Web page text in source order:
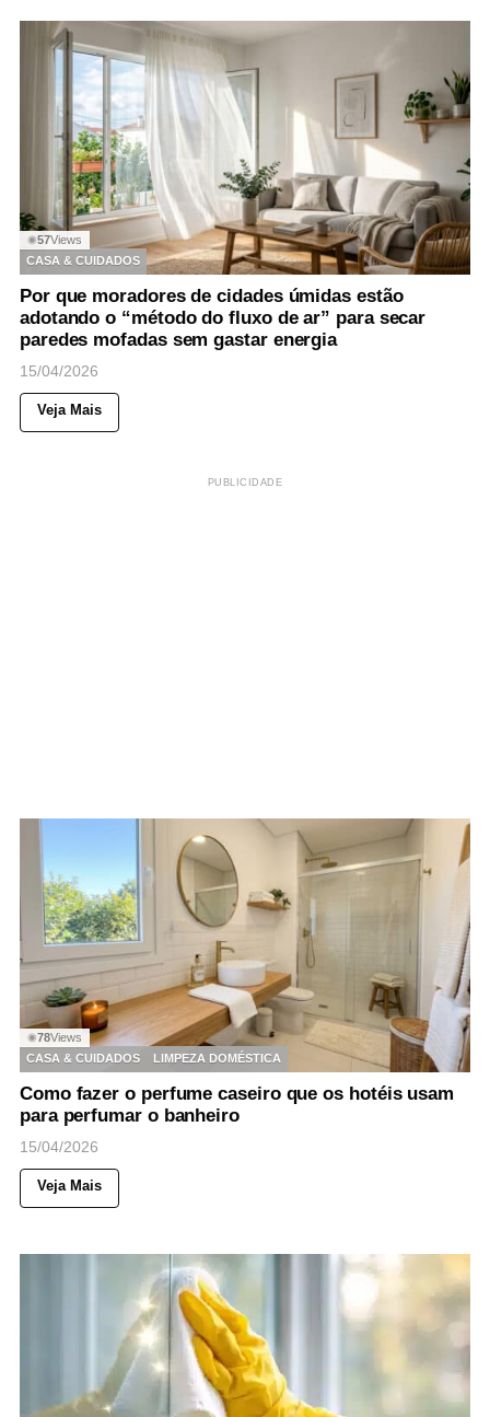
◉57Views
CASA & CUIDADOS
Por que moradores de cidades úmidas estão
adotando o “método do fluxo de ar” para secar
paredes mofadas sem gastar energia
15/04/2026
Veja Mais
PUBLICIDADE
◉78Views
CASA & CUIDADOS
LIMPEZA DOMÉSTICA
Como fazer o perfume caseiro que os hotéis usam
para perfumar o banheiro
15/04/2026
Veja Mais